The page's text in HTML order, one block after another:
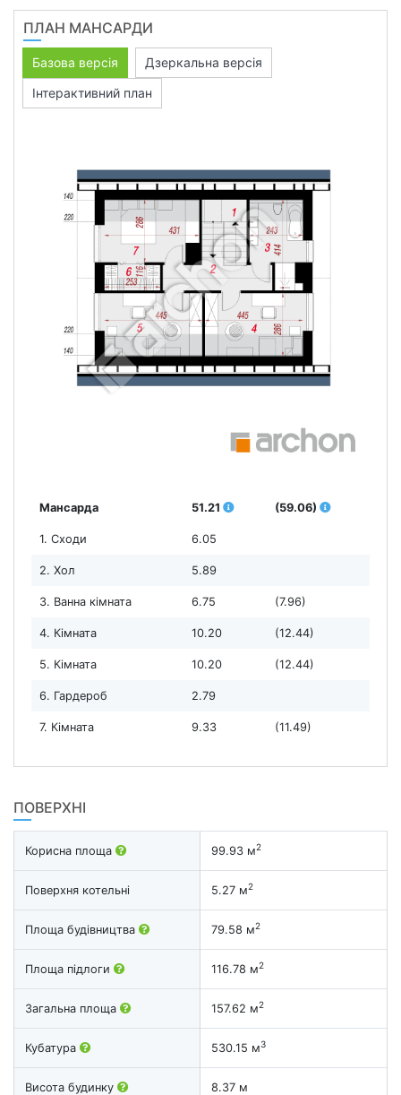
ПЛАН МАНСАРДИ
Базова версія
Дзеркальна версія
Інтерактивний план
Мансарда 51.21 (59.06)
1. Сходи 6.05
2. Хол 5.89
3. Ванна кімната 6.75 (7.96)
4. Кімната 10.20 (12.44)
5. Кімната 10.20 (12.44)
6. Гардероб 2.79
7. Кімната 9.33 (11.49)
ПОВЕРХНІ
Корисна площа 99.93 м2
Поверхня котельні 5.27 м2
Площа будівництва 79.58 м2
Площа підлоги 116.78 м2
Загальна площа 157.62 м2
Кубатура 530.15 м3
Висота будинку 8.37 м